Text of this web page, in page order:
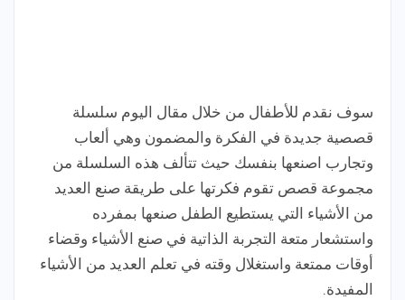
سوف نقدم للأطفال من خلال مقال اليوم سلسلة
قصصية جديدة في الفكرة والمضمون وهي ألعاب
وتجارب اصنعها بنفسك حيث تتألف هذه السلسلة من
مجموعة قصص تقوم فكرتها على طريقة صنع العديد
من الأشياء التي يستطيع الطفل صنعها بمفرده
واستشعار متعة التجربة الذاتية في صنع الأشياء وقضاء
أوقات ممتعة واستغلال وقته في تعلم العديد من الأشياء
المفيدة.